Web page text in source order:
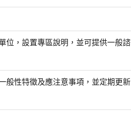
位，設置專區說明，並可提供一般諮
般性特徵及應注意事項，並定期更新